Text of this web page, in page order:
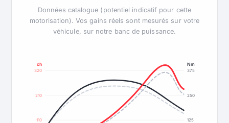
Données catalogue (potentiel indicatif pour cette
motorisation). Vos gains réels sont mesurés sur votre
véhicule, sur notre banc de puissance.
110
210
320
125
250
375
ch Nm